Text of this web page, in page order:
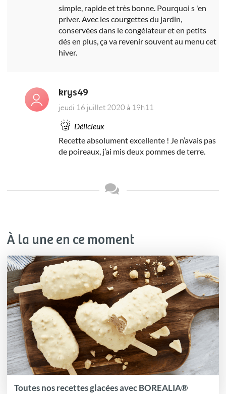
simple, rapide et très bonne. Pourquoi s 'en
priver. Avec les courgettes du jardin,
conservées dans le congélateur et en petits
dés en plus, ça va revenir souvent au menu cet
hiver.
krys49
jeudi 16 juillet 2020 à 19h11
Délicieux
Recette absolument excellente ! Je n’avais pas
de poireaux, j’ai mis deux pommes de terre.
À la une en ce moment
Toutes nos recettes glacées avec BOREALIA®